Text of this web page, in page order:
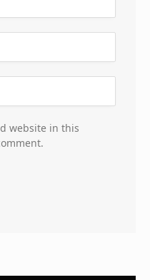
website in this